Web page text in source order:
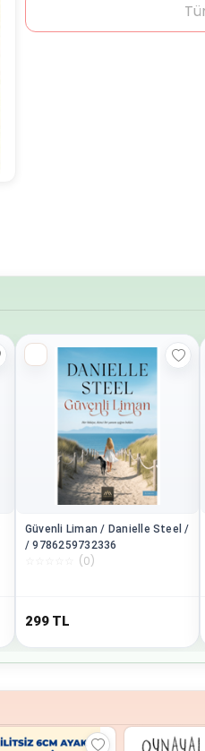
Güvenli Liman / Danielle Steel /
/ 9786259732336
(0)
299 TL